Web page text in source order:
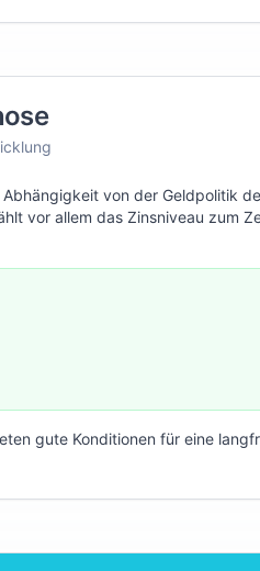
von der Geldpolitik
vor allem das Zinsniveau zum
gute Konditionen für eine